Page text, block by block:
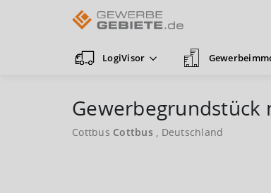
LogiVisor
Gewerbegrundstück
Cottbus Cottbus , Deutschland